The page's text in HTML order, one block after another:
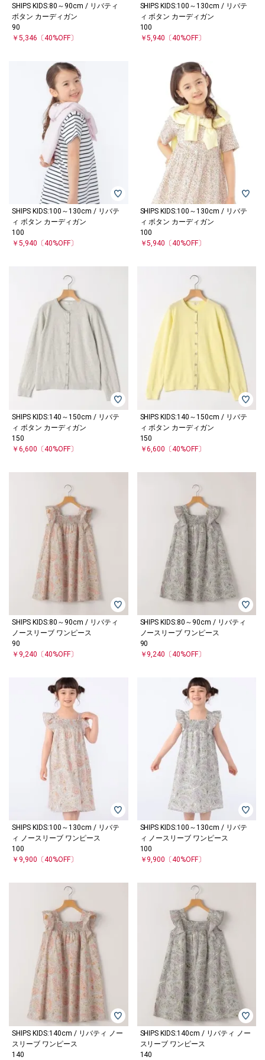
SHIPS KIDS:80～90cm / リバティ
ボタン カーディガン
90
￥5,346 〔40%OFF〕
SHIPS KIDS:100～130cm / リバテ
ィ ボタン カーディガン
100
￥5,940 〔40%OFF〕
SHIPS KIDS:100～130cm / リバテ
ィ ボタン カーディガン
100
￥5,940 〔40%OFF〕
SHIPS KIDS:100～130cm / リバテ
ィ ボタン カーディガン
100
￥5,940 〔40%OFF〕
SHIPS KIDS:140～150cm / リバテ
ィ ボタン カーディガン
150
￥6,600 〔40%OFF〕
SHIPS KIDS:140～150cm / リバテ
ィ ボタン カーディガン
150
￥6,600 〔40%OFF〕
SHIPS KIDS:80～90cm / リバティ
ノースリーブ ワンピース
90
￥9,240 〔40%OFF〕
SHIPS KIDS:80～90cm / リバティ
ノースリーブ ワンピース
90
￥9,240 〔40%OFF〕
SHIPS KIDS:100～130cm / リバテ
ィ ノースリーブ ワンピース
100
￥9,900 〔40%OFF〕
SHIPS KIDS:100～130cm / リバテ
ィ ノースリーブ ワンピース
100
￥9,900 〔40%OFF〕
SHIPS KIDS:140cm / リバティ ノー
スリーブ ワンピース
140
SHIPS KIDS:140cm / リバティ ノー
スリーブ ワンピース
140